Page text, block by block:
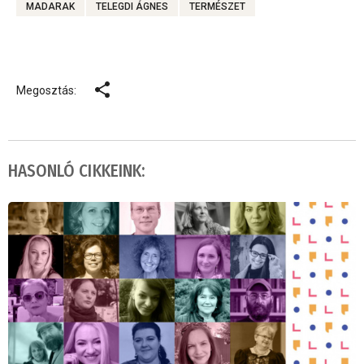
MADARAK
TELEGDI ÁGNES TERMÉSZET
Megosztás:
HASONLÓ CIKKEINK: